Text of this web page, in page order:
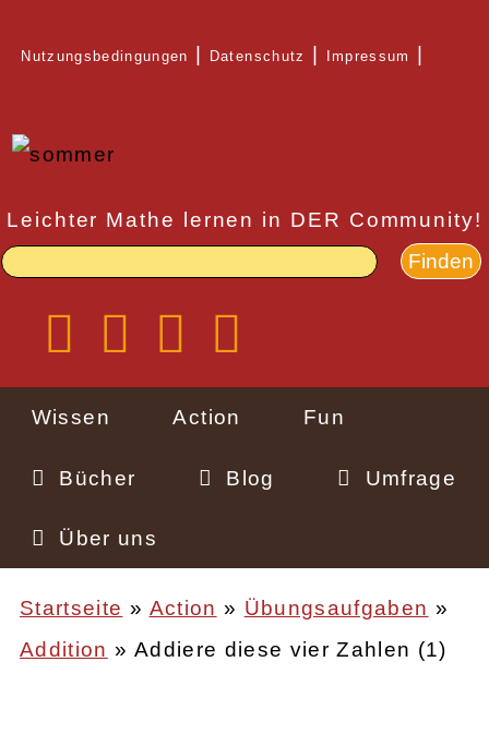
zum
Nutzungsbedingungen Datenschutz Impressum
Leichter Mathe lernen in DER Community!
Wissen Action Fun
Bücher Blog Umfrage
Über uns
Pfadnavigation
Startseite Action
Übungsaufgaben
Addition
Addiere diese vier Zahlen (1)